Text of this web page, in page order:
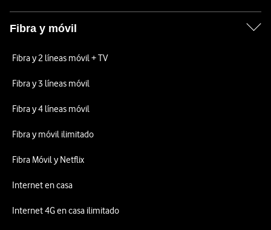
Fibra y móvil
Fibra y 2 líneas móvil + TV
Fibra y 3 líneas móvil
Fibra y 4 líneas móvil
Fibra y móvil ilimitado
Fibra Móvil y Netflix
Internet en casa
Internet 4G en casa ilimitado